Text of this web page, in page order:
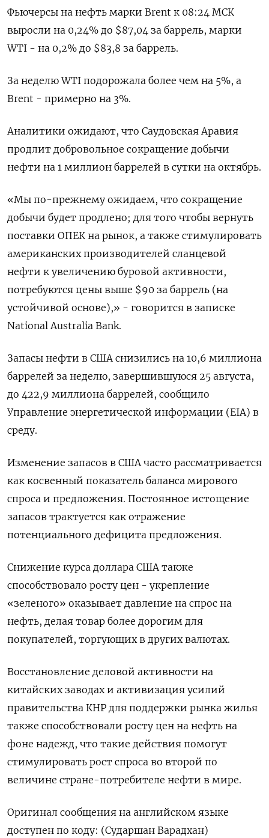
Фьючерсы на нефть марки Brent к 08:24 МСК
выросли на 0,24% до $87,04 за баррель, марки
WTI - на 0,2% до $83,8 за баррель.
За неделю WTI подорожала более чем на 5%, а
Brent - примерно на 3%.
Аналитики ожидают, что Саудовская Аравия
продлит добровольное сокращение добычи
нефти на 1 миллион баррелей в сутки на октябрь.
«Мы по-прежнему ожидаем, что сокращение
добычи будет продлено; для того чтобы вернуть
поставки ОПЕК на рынок, а также стимулировать
американских производителей сланцевой
нефти к увеличению буровой активности,
потребуются цены выше $90 за баррель (на
устойчивой основе),» - говорится в записке
National Australia Bank.
Запасы нефти в США снизились на 10,6 миллиона
баррелей за неделю, завершившуюся 25 августа,
до 422,9 миллиона баррелей, сообщило
Управление энергетической информации (EIA) в
среду.
Изменение запасов в США часто рассматривается
как косвенный показатель баланса мирового
спроса и предложения. Постоянное истощение
запасов трактуется как отражение
потенциального дефицита предложения.
Снижение курса доллара США также
способствовало росту цен - укрепление
«зеленого» оказывает давление на спрос на
нефть, делая товар более дорогим для
покупателей, торгующих в других валютах.
Восстановление деловой активности на
китайских заводах и активизация усилий
правительства КНР для поддержки рынка жилья
также способствовали росту цен на нефть на
фоне надежд, что такие действия помогут
стимулировать рост спроса во второй по
величине стране-потребителе нефти в мире.
Оригинал сообщения на английском языке
доступен по коду: (Сударшан Варадхан)